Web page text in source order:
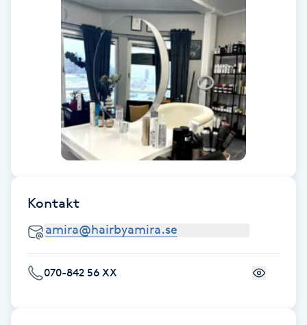
Fransborttagning
Fransförlängning
Fransförlängning Megavolym
Fransförlängning Volym
Kontakt
070-842 56 XX